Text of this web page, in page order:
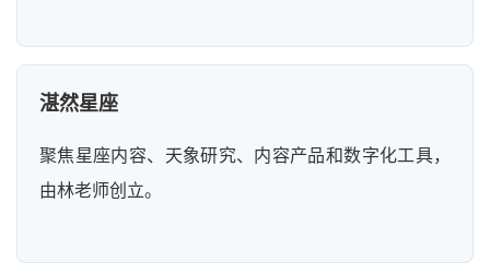
湛然星座
聚焦星座内容、天象研究、内容产品和数字化工具，
由林老师创立。